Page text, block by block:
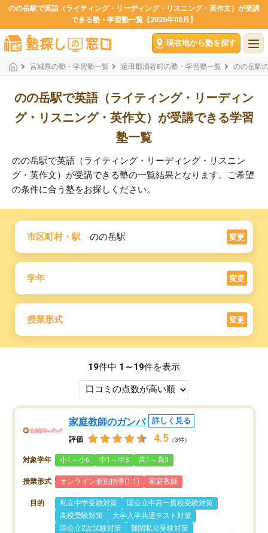
のの岳駅で英語（ライティング・リーディング・リスニング・英作文）が受講
できる塾・学習塾一覧【2026年08月】
現在地から塾を探す
宮城県の塾・学習塾一覧 遠田郡涌谷町の塾・学習塾一覧 のの岳駅
のの岳駅で英語（ライティング・リーディン
グ・リスニング・英作文）が受講できる学習
塾一覧
のの岳駅で英語（ライティング・リーディング・リスニン
グ・英作文）が受講できる塾の一覧結果となります。ご希望
の条件に合う塾をお探しください。
市区町村・駅 のの岳駅 変更
学年 変更
授業形式 変更
19件中 1～19件を表示
家庭教師のガンバ 詳しく見る
評価 4.5 （3件）
対象学年 小1～小6 中1～中3 高1～高3
授業形式 オンライン個別指導(1:1) 家庭教師
目的 私立中学受験対策
国公立中高一貫校受験対策
高校受験対策
大学入学共通テスト対策
国公立2次試験対策
難関私立受験対策